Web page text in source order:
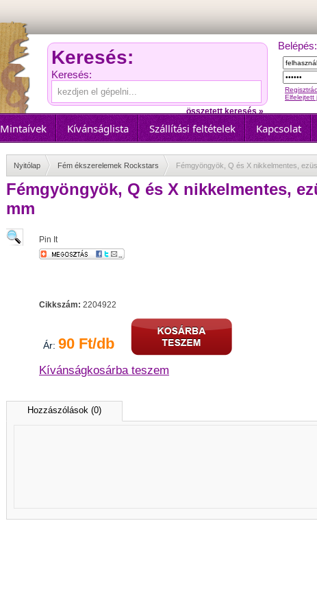
Keresés:
Keresés:
összetett keresés »
Belépés:
Elfelejtett
Mintaívek Kívánságlista Szállítási feltételek Kapcsolat
Nyitólap Fém ékszerelemek Rockstars Fémgyöngyök, Q és X nikkelmentes,
Fémgyöngyök, Q és X nikkelmentes,
mm
Pin It
Cikkszám: 2204922
Ár: 90 Ft/db
Kívánságkosárba teszem
Hozzászólások (0)